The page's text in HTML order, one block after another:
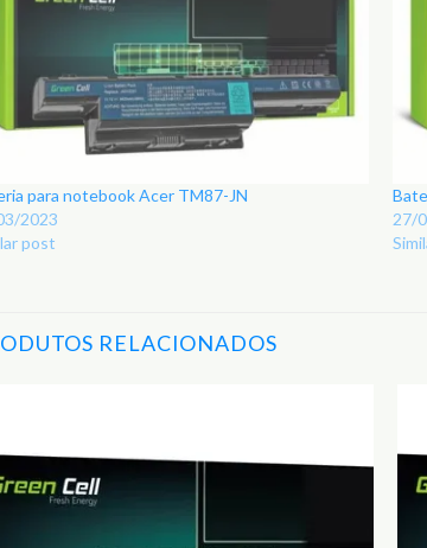
para notebook Acer TM87-JN
2023
post
27/
RELACIONADOS